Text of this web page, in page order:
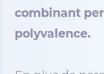
combinant
polyvalence.